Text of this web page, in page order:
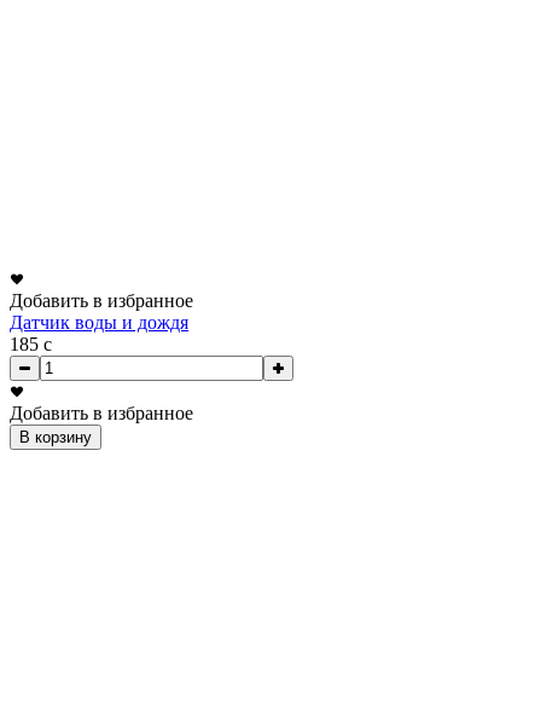
Добавить в избранное
Датчик воды и дождя
185 c
Добавить в избранное
В корзину